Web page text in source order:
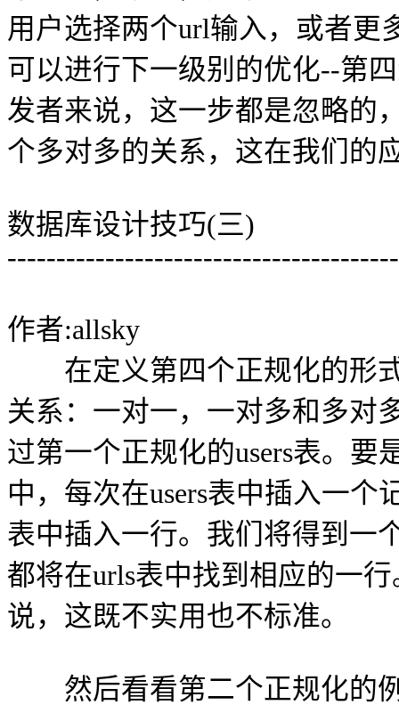
用户选择两个url输入，或者更
可以进行下一级别的优化--第
发者来说，这一步都是忽略的
个多对多的关系，这在我们的
数据库设计技巧(三)
作者:allsky
在定义第四个正规化的形式
关系：一对一，一对多和多对
过第一个正规化的users表。
中，每次在users表中插入一个
表中插入一行。我们将得到一
都将在urls表中找到相应的一
说，这既不实用也不标准。
然后看看第二个正规化的例